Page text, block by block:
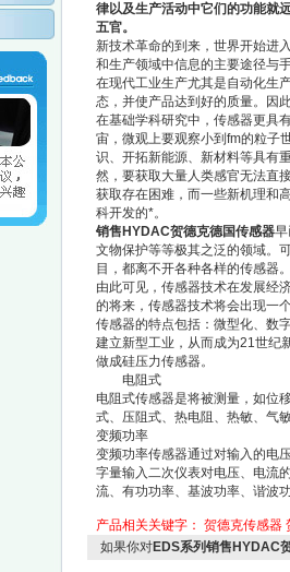
律以及生产活动中它们的功能就
五官。
新技术革命的到来，世界开始进
和生产领域中信息的主要途径与
在现代工业生产尤其是自动化生
态，并使产品达到好的质量。因
在基础学科研究中，传感器更具
宙，微观上要观察小到fm的粒子
识、开拓新能源、新材料等具有
然，要获取大量人类感官无法直
获取存在困难，而一些新机理和
科开发的*。
销售HYDAC贺德克德国传感器早
文物保护等等极其之泛的领域。
目，都离不开各种各样的传感器
由此可见，传感器技术在发展经
的将来，传感器技术将会出现一
传感器的特点包括：微型化、数
建立新型工业，从而成为21世纪
做成硅压力传感器。
电阻式
电阻式传感器是将被测量，如位
式、压阻式、热电阻、热敏、气
变频功率
变频功率传感器通过对输入的电
字量输入二次仪表对电压、电流
流、有功功率、基波功率、谐波
产品相关关键字： 贺德克传感器
如果你对EDS系列销售HYDAC